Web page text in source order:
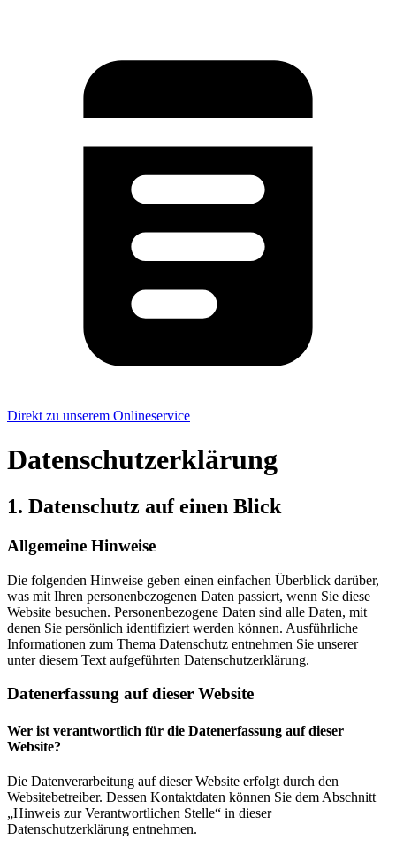
Direkt zu unserem Onlineservice
Datenschutz­erklärung
1. Datenschutz auf einen Blick
Allgemeine Hinweise
Die folgenden Hinweise geben einen einfachen Überblick darüber,
was mit Ihren personenbezogenen Daten passiert, wenn Sie diese
Website besuchen. Personenbezogene Daten sind alle Daten, mit
denen Sie persönlich identifiziert werden können. Ausführliche
Informationen zum Thema Datenschutz entnehmen Sie unserer
unter diesem Text aufgeführten Datenschutzerklärung.
Datenerfassung auf dieser Website
Wer ist verantwortlich für die Datenerfassung auf dieser
Website?
Die Datenverarbeitung auf dieser Website erfolgt durch den
Websitebetreiber. Dessen Kontaktdaten können Sie dem Abschnitt
„Hinweis zur Verantwortlichen Stelle“ in dieser
Datenschutzerklärung entnehmen.